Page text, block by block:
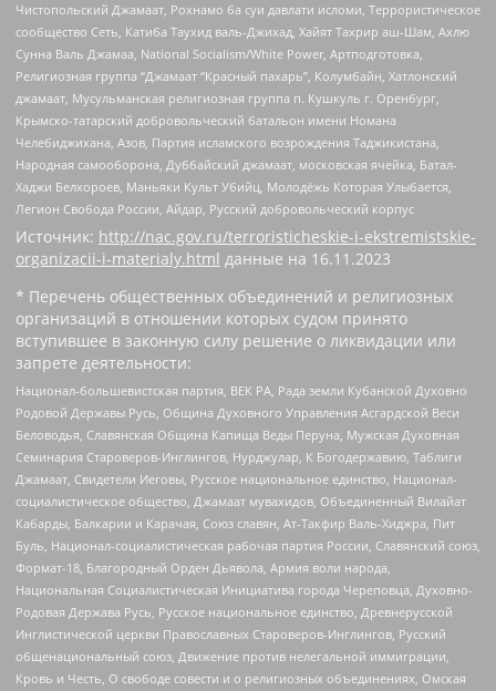
Чистопольский Джамаат, Рохнамо ба суи давлати исломи, Террористическое
сообщество Сеть, Катиба Таухид валь-Джихад, Хайят Тахрир аш-Шам, Ахлю
Сунна Валь Джамаа, National Socialism/White Power, Артподготовка,
Религиозная группа “Джамаат “Красный пахарь”, Колумбайн, Хатлонский
джамаат, Мусульманская религиозная группа п. Кушкуль г. Оренбург,
Крымско-татарский добровольческий батальон имени Номана
Челебиджихана, Азов, Партия исламского возрождения Таджикистана,
Народная самооборона, Дуббайский джамаат, московская ячейка, Батал-
Хаджи Белхороев, Маньяки Культ Убийц, Молодёжь Которая Улыбается,
Легион Свобода России, Айдар, Русский добровольческий корпус
Источник: http://nac.gov.ru/terroristicheskie-i-ekstremistskie-
organizacii-i-materialy.html данные на 16.11.2023
* Перечень общественных объединений и религиозных
организаций в отношении которых судом принято
вступившее в законную силу решение о ликвидации или
запрете деятельности:
Национал-большевистская партия, ВЕК РА, Рада земли Кубанской Духовно
Родовой Державы Русь, Община Духовного Управления Асгардской Веси
Беловодья, Славянская Община Капища Веды Перуна, Мужская Духовная
Семинария Староверов-Инглингов, Нурджулар, К Богодержавию, Таблиги
Джамаат, Свидетели Иеговы, Русское национальное единство, Национал-
социалистическое общество, Джамаат мувахидов, Объединенный Вилайат
Кабарды, Балкарии и Карачая, Союз славян, Ат-Такфир Валь-Хиджра, Пит
Буль, Национал-социалистическая рабочая партия России, Славянский союз,
Формат-18, Благородный Орден Дьявола, Армия воли народа,
Национальная Социалистическая Инициатива города Череповца, Духовно-
Родовая Держава Русь, Русское национальное единство, Древнерусской
Инглистической церкви Православных Староверов-Инглингов, Русский
общенациональный союз, Движение против нелегальной иммиграции,
Кровь и Честь, О свободе совести и о религиозных объединениях, Омская